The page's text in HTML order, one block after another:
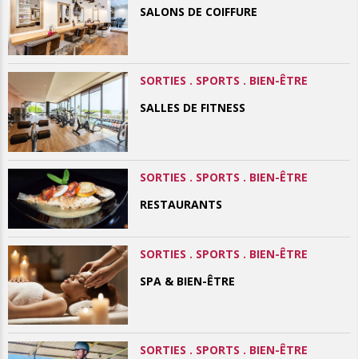
SALONS DE COIFFURE
SORTIES . SPORTS . BIEN-ÊTRE
SALLES DE FITNESS
SORTIES . SPORTS . BIEN-ÊTRE
RESTAURANTS
SORTIES . SPORTS . BIEN-ÊTRE
SPA & BIEN-ÊTRE
SORTIES . SPORTS . BIEN-ÊTRE